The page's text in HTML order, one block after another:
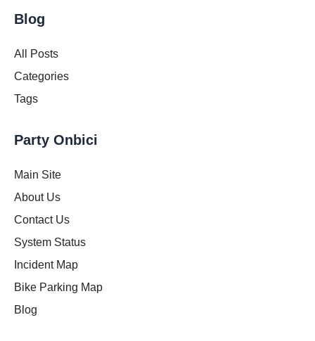
Blog
All Posts
Categories
Tags
Party Onbici
Main Site
About Us
Contact Us
System Status
Incident Map
Bike Parking Map
Blog